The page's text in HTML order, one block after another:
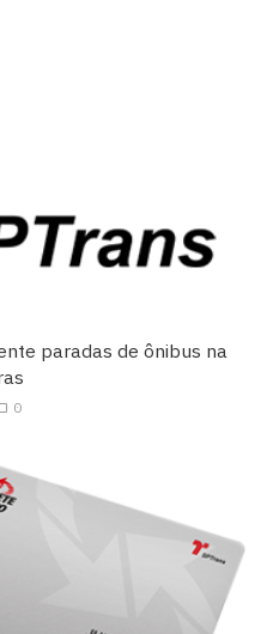
paradas de ônibus na
0